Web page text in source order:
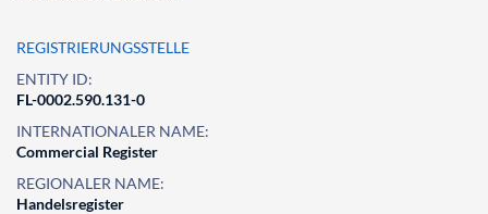
REGISTRIERUNGSSTELLE
ENTITY ID:
FL-0002.590.131-0
INTERNATIONALER NAME:
Commercial Register
REGIONALER NAME:
Handelsregister